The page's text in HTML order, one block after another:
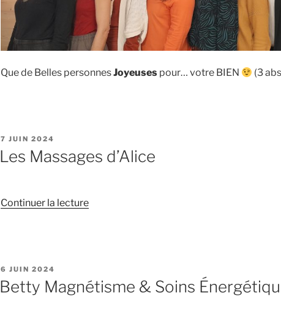
Que de Belles personnesJoyeuses pour… votre BIEN (3
PUBLIÉ
LE
7 JUIN 2024
Les Massages d’Alice
Continuer la lecturede
PUBLIÉ
LE
6 JUIN 2024
Betty Magnétisme & Soins